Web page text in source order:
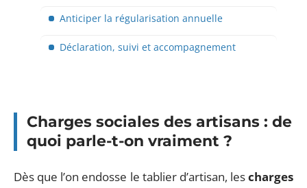
Anticiper la régularisation annuelle
Déclaration, suivi et accompagnement
Charges sociales des artisans : de
quoi parle-t-on vraiment ?
Dès que l’on endosse le tablier d’artisan, lescharges